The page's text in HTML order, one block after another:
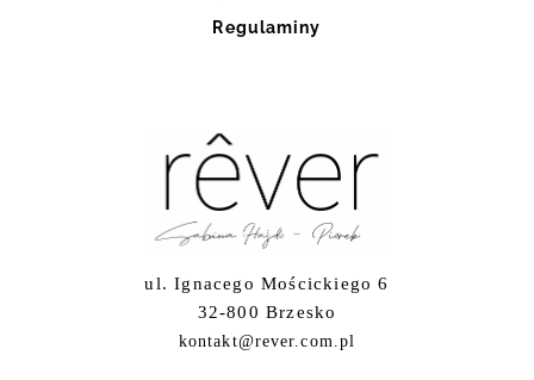
Regulaminy
ul. Ignacego Mościckiego 6
32-800 Brzesko
kontakt@rever.com.pl